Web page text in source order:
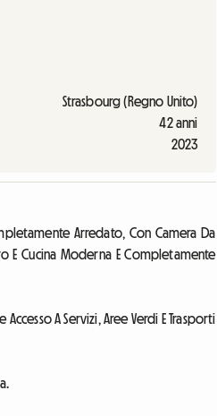
Strasbourg (Regno Unito)
42 anni
2023
Arredato, Con Camera Da
E Cucina Moderna E Completamente
A Servizi, Aree Verdi E Trasporti